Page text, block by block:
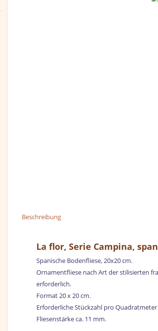
Beschreibung
La flor, Serie Campina,
Spanische Bodenfliese, 20x20 cm.
Ornamentfliese nach Art der stilisierten
erforderlich.
Format 20 x 20 cm.
Erforderliche Stückzahl pro Quadratmeter
Fliesenstärke ca. 11 mm.